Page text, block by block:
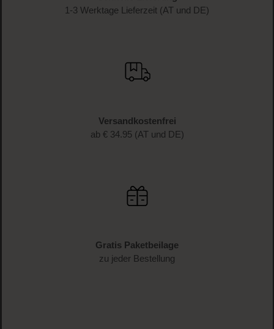
1-3 Werktage Lieferzeit (AT und DE)
Versandkostenfrei
ab € 34.95 (AT und DE)
Gratis Paketbeilage
zu jeder Bestellung